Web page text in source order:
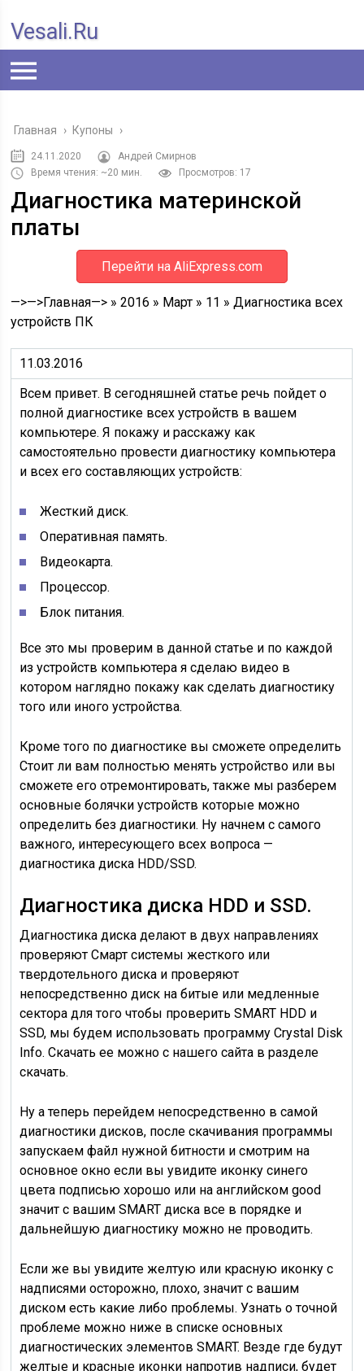
Vesali.ru
Главная › Купоны ›
24.11.2020
Андрей Смирнов
Время чтения: ~20 мин.
Просмотров: 17
Диагностика материнской
платы
Перейти на AliExpress.com
—>—>Главная—> » 2016 » Март » 11 » Диагностика всех
устройств ПК
11.03.2016
Всем привет. В сегодняшней статье речь пойдет о
полной диагностике всех устройств в вашем
компьютере. Я покажу и расскажу как
самостоятельно провести диагностику компьютера
и всех его составляющих устройств:
Жесткий диск.
Оперативная память.
Видеокарта.
Процессор.
Блок питания.
Все это мы проверим в данной статье и по каждой
из устройств компьютера я сделаю видео в
котором наглядно покажу как сделать диагностику
того или иного устройства.
Кроме того по диагностике вы сможете определить
Стоит ли вам полностью менять устройство или вы
сможете его отремонтировать, также мы разберем
основные болячки устройств которые можно
определить без диагностики. Ну начнем с самого
важного, интересующего всех вопроса —
диагностика диска HDD/SSD.
Диагностика диска HDD и SSD.
Диагностика диска делают в двух направлениях
проверяют Смарт системы жесткого или
твердотельного диска и проверяют
непосредственно диск на битые или медленные
сектора для того чтобы проверить SMART HDD и
SSD, мы будем использовать программу Crystal Disk
Info. Скачать ее можно с нашего сайта в разделе
скачать.
Ну а теперь перейдем непосредственно в самой
диагностики дисков, после скачивания программы
запускаем файл нужной битности и смотрим на
основное окно если вы увидите иконку синего
цвета подписью хорошо или на английском good
значит с вашим SMART диска все в порядке и
дальнейшую диагностику можно не проводить.
Если же вы увидите желтую или красную иконку c
надписями осторожно, плохо, значит с вашим
диском есть какие либо проблемы. Узнать о точной
проблеме можно ниже в списке основных
диагностических элементов SMART. Везде где будут
желтые и красные иконки напротив надписи, будет